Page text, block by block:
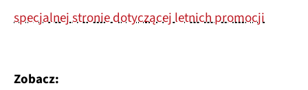
specjalnej stronie dotyczącej letnich promocji
Zobacz: